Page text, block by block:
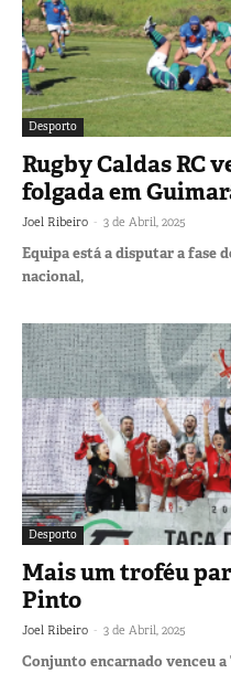
Desporto
Rugby Caldas RC
folgada em
Joel Ribeiro - 3 de Abril, 2025
Equipa está a disputar a fase
nacional,
Desporto
Mais um troféu
Pinto
Joel Ribeiro - 3 de Abril, 2025
Conjunto encarnado venceu a